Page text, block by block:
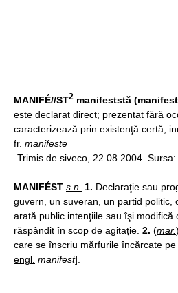
MANIFÉ//ST2 manifeststă
este declarat direct; prezentat fără
caracterizează prin existenţă certă;
fr. manifeste
Trimis de siveco, 22.08.2004. Sursa:
MANIFÉST s.n. 1. Declaraţie sau
guvern, un suveran, un partid politic,
arată public intenţiile sau îşi modifică
răspândit în scop de agitaţie. 2. (mar.
care se înscriu mărfurile încărcate
engl. manifest].